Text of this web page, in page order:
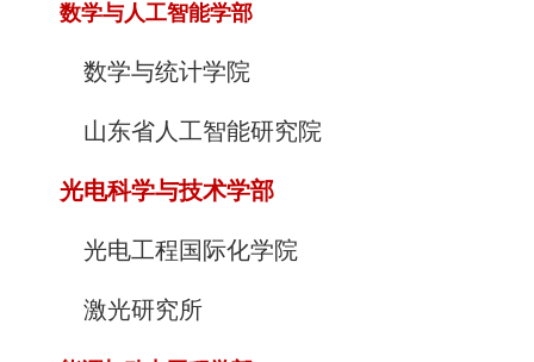
数学与人工智能学部
数学与统计学院
山东省人工智能研究院
光电科学与技术学部
光电工程国际化学院
激光研究所